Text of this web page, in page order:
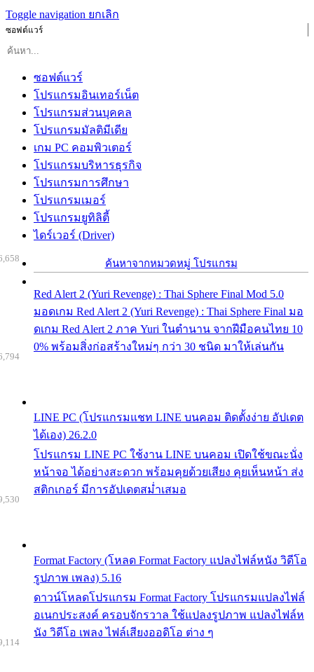
Toggle navigation ยกเลิก
ซอฟต์แวร์
ซอฟต์แวร์
โปรแกรมอินเทอร์เน็ต
โปรแกรมส่วนบุคคล
โปรแกรมมัลติมีเดีย
เกม PC คอมพิวเตอร์
โปรแกรมบริหารธุรกิจ
โปรแกรมการศึกษา
โปรแกรมเมอร์
โปรแกรมยูทิลิตี้
ไดร์เวอร์ (Driver)
ค้นหาจากหมวดหมู่ โปรแกรม
Red Alert 2 (Yuri Revenge) : Thai Sphere Final Mod 5.0
มอดเกม Red Alert 2 (Yuri Revenge) : Thai Sphere Final มอ
ดเกม Red Alert 2 ภาค Yuri ในตำนาน จากฝีมือคนไทย 10
0% พร้อมสิ่งก่อสร้างใหม่ๆ กว่า 30 ชนิด มาให้เล่นกัน
LINE PC (โปรแกรมแชท LINE บนคอม ติดตั้งง่าย อัปเดต
ได้เอง) 26.2.0
โปรแกรม LINE PC ใช้งาน LINE บนคอม เปิดใช้ขณะนั่ง
หน้าจอ ได้อย่างสะดวก พร้อมคุยด้วยเสียง คุยเห็นหน้า ส่ง
สติกเกอร์ มีการอัปเดตสม่ำเสมอ
Format Factory (โหลด Format Factory แปลงไฟล์หนัง วิดีโอ
รูปภาพ เพลง) 5.16
ดาวน์โหลดโปรแกรม Format Factory โปรแกรมแปลงไฟล์
อเนกประสงค์ ครอบจักรวาล ใช้แปลงรูปภาพ แปลงไฟล์ห
นัง วิดีโอ เพลง ไฟล์เสียงออดิโอ ต่าง ๆ